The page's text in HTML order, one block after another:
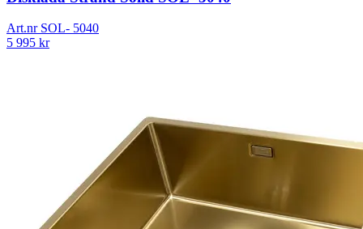
Art.nr SOL- 5040
5 995 kr